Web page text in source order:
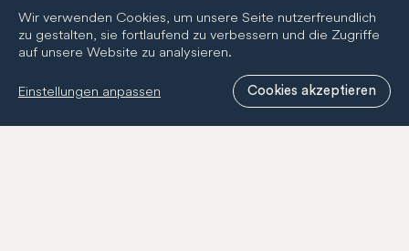
Wir verwenden Cookies, um unsere Seite nutzerfreundlich
zu gestalten, sie fortlaufend zu verbessern und die Zugriffe
auf unsere Website zu analysieren.
Einstellungen anpassen Cookies akzeptieren
Newsletter